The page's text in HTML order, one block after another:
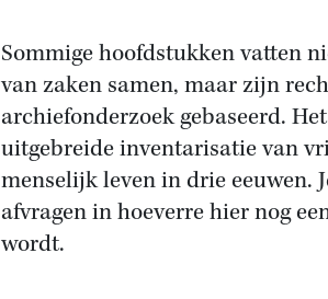
Sommige hoofdstukken vatten
van zaken samen, maar zijn
archiefonderzoek gebaseerd.
uitgebreide inventarisatie van
menselijk leven in drie eeuwen.
afvragen in hoeverre hier nog
wordt.